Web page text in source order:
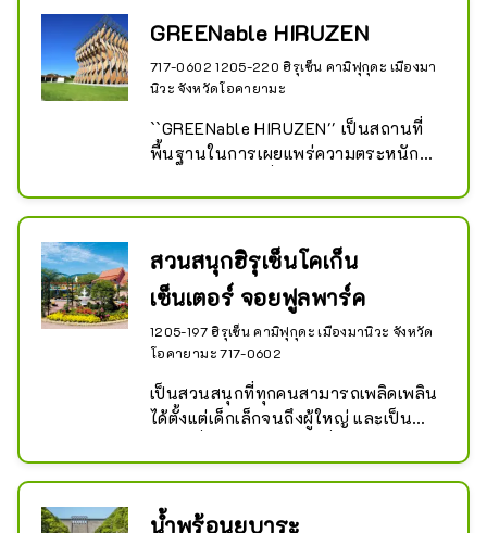
ไฮเดรนเยีย: ปลายเดือนมิถุนายนถึงต้น
เดือนกรกฎาคม (ประมาณ 3,000 ต้น)
ดอกลาเวนเดอร์: ต้นเดือนกรกฎาคมถึง
ต้นเดือนสิงหาคม (ประมาณ 10,000
ต้น)
สมุนไพร: กลางเดือนพฤษภาคมถึงปลาย
เดือนพฤศจิกายน (ประมาณ 200 ชนิด)
ประสบการณ์ทำพวงมาลา: ประมาณ 1
ชั่วโมง ราคา: เริ่มต้นประมาณ 1,000
เกิร์ตและชีสเจอร์ซีย์ ซึ่งใช้นมเจอร์ซีย์ที่
ได้ ร้านอาหารและร้านค้ามีไอศกรีม
ซอฟต์เสิร์ฟและไส้กรอกเจอร์ซีย์ รวมถึง
ของหวานอื่นๆ อีกมากมาย
นอกจากนี้ พวกเขายังมีอาหารที่ทำจาก
ข้าวหน้าเนื้ออบ ซึ่งมีให้เลือกมากกว่า 10
รายการ เพื่อให้คุณได้ลิ้มรสความอร่อย
ของเนื้อคุณภาพดี
GREENable HIRUZEN
717-0602 1205-220 ฮิรุเซ็น คามิฟุกุดะ เมืองมา
นิวะ จังหวัดโอคายามะ
``GREENable HIRUZEN'' เป็นสถานที่
พื้นฐานในการเผยแพร่ความตระหนักถึง
มากที่สุดเท่าที่จะเป็นไปได้ อาคารแห่งนี้
เคนโกะ คุมะ และได้ย้ายจากอาคารไม้ที่
เคยใช้ในฮารุมิ โตเกียว
อาคารแบบถอดได้ซึ่งไม่สามารถทำได้ใน
อาคารคอนกรีตทั่วไป ได้กลายเป็น
สัญลักษณ์ของแบรนด์ ในฐานะ
สถาปัตยกรรมที่ไม่ปล่อยคาร์บอนและ
ยั่งยืน และเป็นสัญลักษณ์ของการแลก
เปลี่ยนทรัพยากรและวัฒนธรรมระหว่าง
สิ่งอำนวยความสะดวกประกอบด้วยศูนย์
นักท่องเที่ยวและร้านค้าที่จำหน่ายสินค้า
ที่ช่วยให้คุณสามารถฝึกฝนความยั่งยืน
สวนสนุกฮิรุเซ็นโคเก็น
เซ็นเตอร์ จอยฟูลพาร์ค
1205-197 ฮิรุเซ็น คามิฟุกุดะ เมืองมานิวะ จังหวัด
โอคายามะ 717-0602
เป็นสวนสนุกที่ทุกคนสามารถเพลิดเพลิน
ได้ตั้งแต่เด็กเล็กจนถึงผู้ใหญ่ และเป็น
เพลิดเพลินกับเจงกีสข่านอันโด่งดังของฮิ
ก่อตั้งและทำด้วยซอสสูตรลับ
น้ำพุร้อนยูบาระ